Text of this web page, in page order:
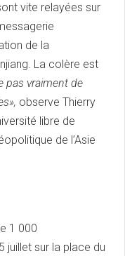
vite relayées sur
de la
La colère est
pas vraiment de
observe Thierry
libre de
de l’Asie
1 000
juillet sur la place du